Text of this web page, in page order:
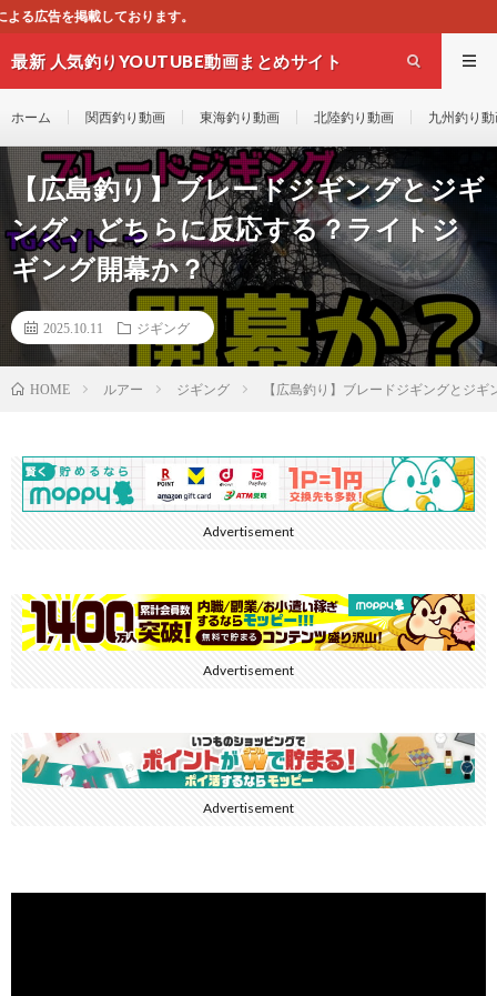
最新 人気釣りYOUTUBE動画まとめサイト
ホーム 関西釣り動画 東海釣り動画 北陸釣り動画 九州釣り
【広島釣り】ブレードジギングとジギ
ング、どちらに反応する？ライトジ
ギング開幕か？
2025.10.11 ジギング
HOME ルアー ジギング 【広島釣り】ブレードジギングとジ
Advertisement
Advertisement
Advertisement